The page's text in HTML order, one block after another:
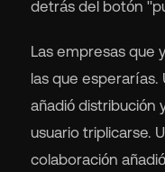
detrás del botón
Las empresas que
las que
añadió distribución
usuario triplicarse.
colaboración